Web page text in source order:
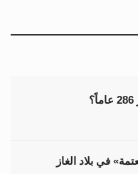
في بلاد الغاز